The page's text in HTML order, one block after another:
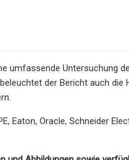
umfassende Untersuchung
der Bericht auch die
Eaton, Oracle, Schneider